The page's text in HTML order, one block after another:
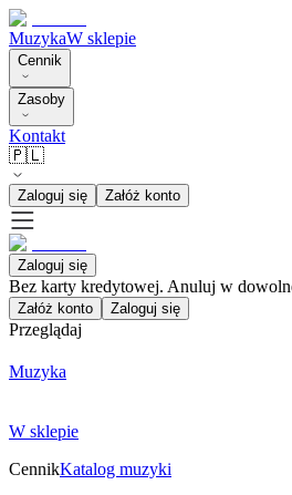
MuzykaW sklepie
Cennik
Zasoby
Kontakt
🇵🇱
Zaloguj się Załóż konto
Zaloguj się
Bez karty kredytowej. Anuluj w
Załóż konto Zaloguj się
Przeglądaj
Muzyka
W sklepie
CennikKatalog muzyki